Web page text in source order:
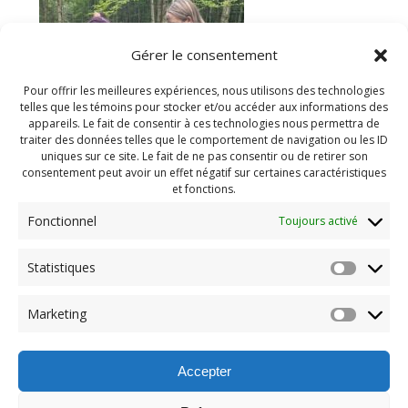
Gérer le consentement
Pour offrir les meilleures expériences, nous utilisons des technologies
telles que les témoins pour stocker et/ou accéder aux informations des
appareils. Le fait de consentir à ces technologies nous permettra de
traiter des données telles que le comportement de navigation ou les ID
uniques sur ce site. Le fait de ne pas consentir ou de retirer son
consentement peut avoir un effet négatif sur certaines caractéristiques
et fonctions.
Fonctionnel Toujours activé
Statistiques
Marketing
Accepter
Navigation
de
l'article
Previous
PDG Juillet 2025 (109)